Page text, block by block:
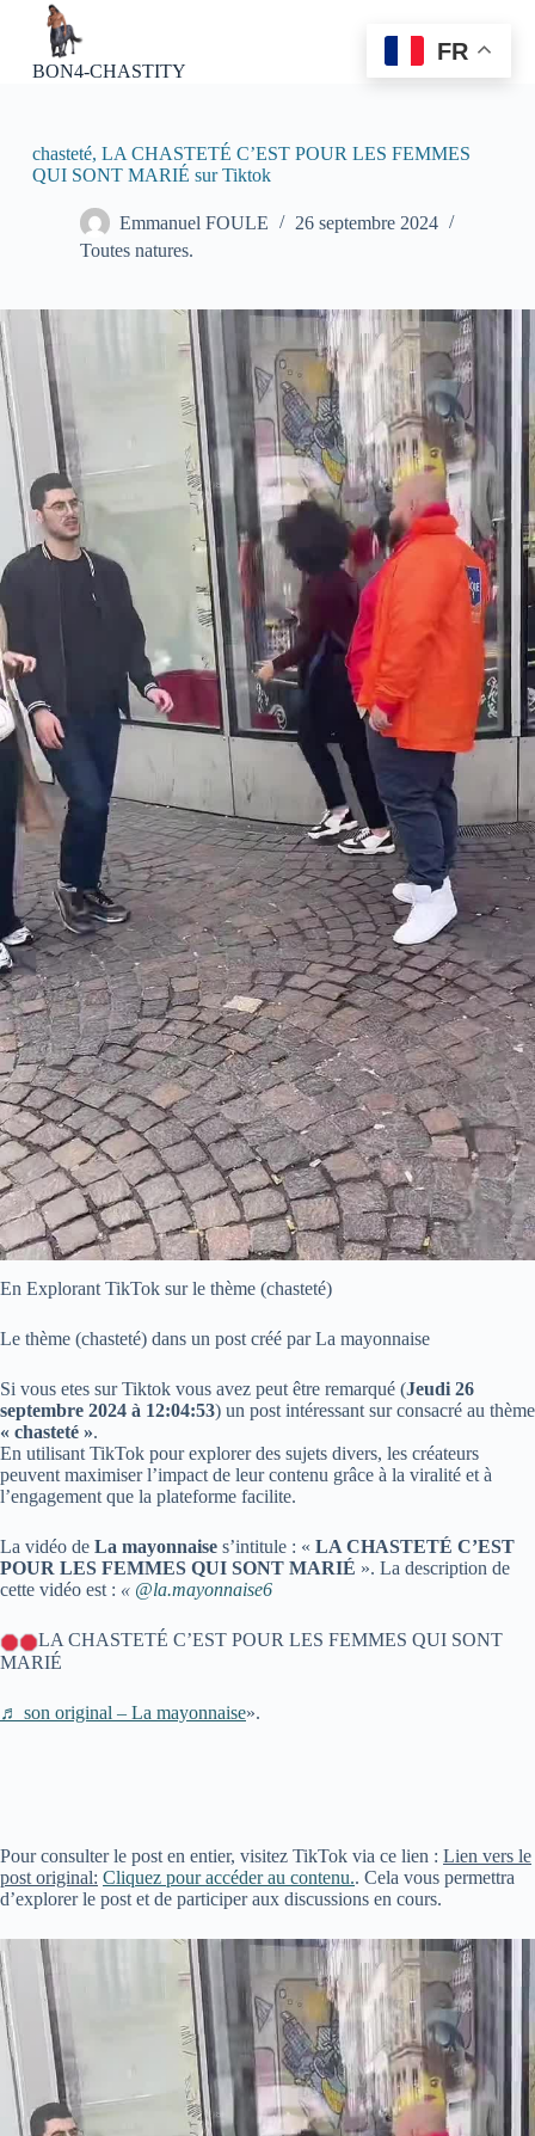
u
BON4-CHASTITY
chasteté, LA CHASTETÉ C’EST POUR LES FEMMES
QUI SONT MARIÉ sur Tiktok
Emmanuel FOULE
26 septembre 2024
Toutes natures.
En Explorant TikTok sur le thème (chasteté)
Le thème (chasteté) dans un post créé par La mayonnaise
Si vous etes sur Tiktok vous avez peut être remarqué (Jeudi 26
septembre 2024 à 12:04:53) un post intéressant sur consacré au thème
« chasteté ».
En utilisant TikTok pour explorer des sujets divers, les créateurs
peuvent maximiser l’impact de leur contenu grâce à la viralité et à
l’engagement que la plateforme facilite.
La vidéo de La mayonnaise s’intitule : « LA CHASTETÉ C’EST
POUR LES FEMMES QUI SONT MARIÉ ». La description de
cette vidéo est : « @la.mayonnaise6
LA CHASTETÉ C’EST POUR LES FEMMES QUI SONT
MARIÉ
♬ son original – La mayonnaise».
Pour consulter le post en entier, visitez TikTok via ce lien : Lien vers le
post original: Cliquez pour accéder au contenu.. Cela vous permettra
d’explorer le post et de participer aux discussions en cours.
FR